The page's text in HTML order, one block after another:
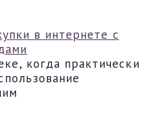
в интернете с
когда практически